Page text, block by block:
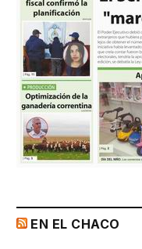
EN EL CHACO